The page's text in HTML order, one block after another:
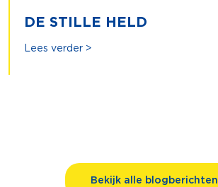
DE STILLE HELD
Lees verder >
Bekijk alle blogberichten